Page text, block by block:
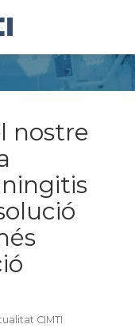
nostre
CIMTI